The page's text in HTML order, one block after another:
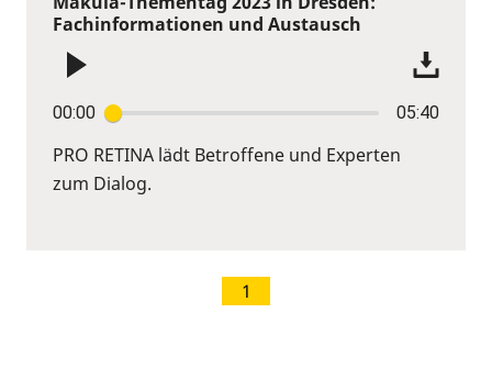
Fachinformationen und Austausch
00:00 05:40
PRO RETINA lädt Betroffene und Experten
zum Dialog.
1